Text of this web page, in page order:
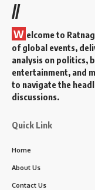
//
W elcome to
of global events,
analysis on politics,
entertainment, and
to navigate the
discussions.
Quick Link
Home
About Us
Contact Us